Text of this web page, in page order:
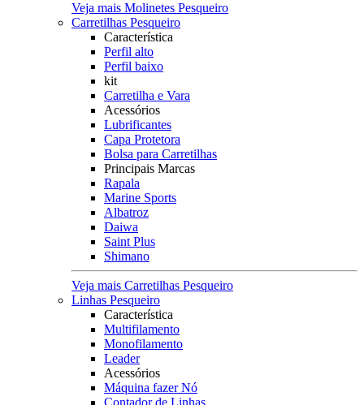
Veja mais Molinetes Pesqueiro
Carretilhas Pesqueiro
Característica
Perfil alto
Perfil baixo
kit
Carretilha e Vara
Acessórios
Lubrificantes
Capa Protetora
Bolsa para Carretilhas
Principais Marcas
Rapala
Marine Sports
Albatroz
Daiwa
Saint Plus
Shimano
Veja mais Carretilhas Pesqueiro
Linhas Pesqueiro
Característica
Multifilamento
Monofilamento
Leader
Acessórios
Máquina fazer Nó
Contador de Linhas